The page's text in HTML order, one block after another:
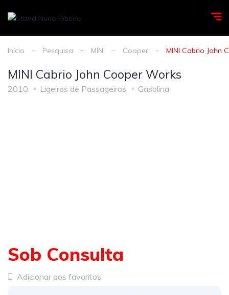
Início Pesquisa MINI Cooper MINI Cabrio John
MINI Cabrio John Cooper Works
2010 Ligeiros de Passageiros Gasolina
Sob Consulta
Adicionar aos favoritos